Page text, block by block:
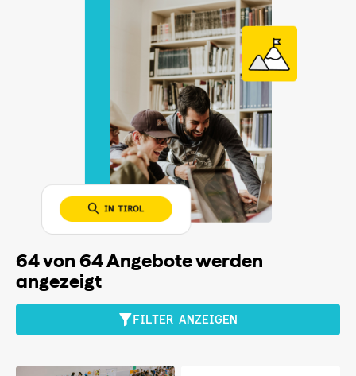
64von 64 Angebote werden
angezeigt
FILTER ANZEIGEN